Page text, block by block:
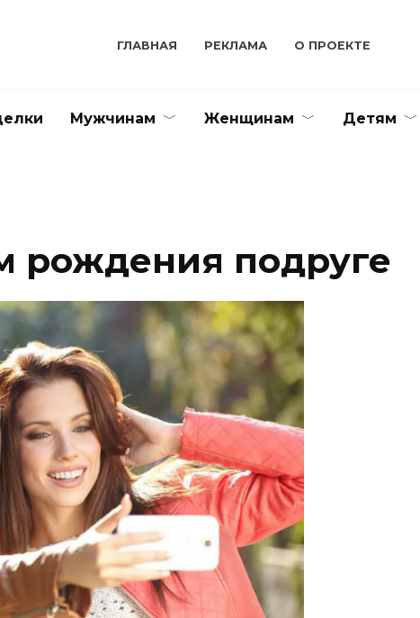
ГЛАВНАЯ РЕКЛАМА О ПРОЕКТЕ
Мужчинам Женщинам Детям
рождения подруге